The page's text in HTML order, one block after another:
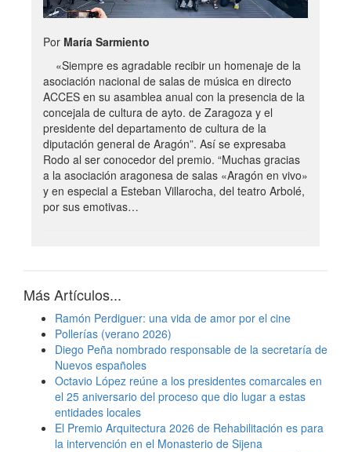
Por María Sarmiento
«Siempre es agradable recibir un homenaje de la
asociación nacional de salas de música en directo
ACCES en su asamblea anual con la presencia de la
concejala de cultura de ayto. de Zaragoza y el
presidente del departamento de cultura de la
diputación general de Aragón”. Así se expresaba
Rodo al ser conocedor del premio. “Muchas gracias
a la asociación aragonesa de salas «Aragón en vivo»
y en especial a Esteban Villarocha, del teatro Arbolé,
por sus emotivas…
Más Artículos...
Ramón Perdiguer: una vida de amor por el cine
Pollerías (verano 2026)
Diego Peña nombrado responsable de la secretaría de
Nuevos españoles
Octavio López reúne a los presidentes comarcales en
el 25 aniversario del proceso que dio lugar a estas
entidades locales
El Premio Arquitectura 2026 de Rehabilitación es para
la intervención en el Monasterio de Sijena